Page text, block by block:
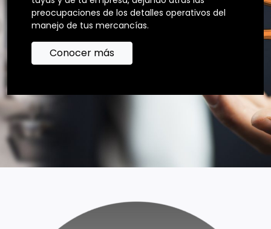
preocupaciones de los detalles operativos del
manejo de tus mercancías.
Conocer más